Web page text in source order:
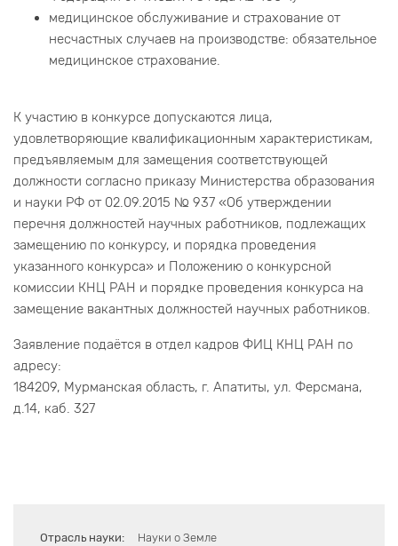
медицинское обслуживание и страхование от
несчастных случаев на производстве: обязательное
медицинское страхование.
К участию в конкурсе допускаются лица,
удовлетворяющие квалификационным характеристикам,
предъявляемым для замещения соответствующей
должности согласно приказу Министерства образования
и науки РФ от 02.09.2015 № 937 «Об утверждении
перечня должностей научных работников, подлежащих
замещению по конкурсу, и порядка проведения
указанного конкурса» и Положению о конкурсной
комиссии КНЦ РАН и порядке проведения конкурса на
замещение вакантных должностей научных работников.
Заявление подаётся в отдел кадров ФИЦ КНЦ РАН по
адресу:
184209, Мурманская область, г. Апатиты, ул. Ферсмана,
д.14, каб. 327
Отрасль науки: Науки о Земле